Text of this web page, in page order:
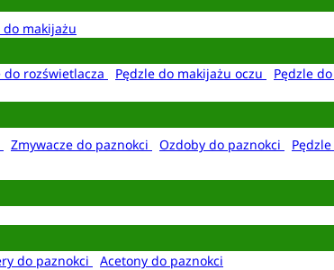
do makijażu
do rozświetlacza Pędzle do makijażu oczu Pędzle
Zmywacze do paznokci Ozdoby do paznokci
do paznokci
Acetony do paznokci